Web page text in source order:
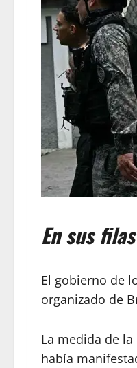
En sus
El gobierno de
organizado de
La medida de
había